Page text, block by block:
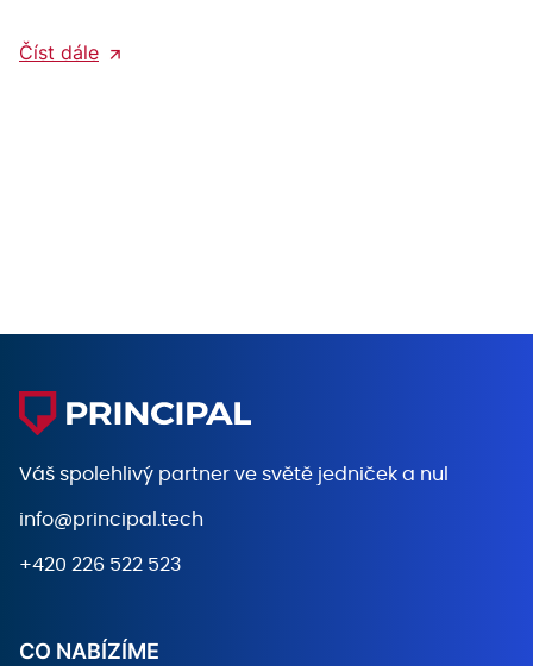
Číst dále
Váš spolehlivý partner ve světě jedniček a nul
info@principal.tech
+420 226 522 523
CO NABÍZÍME